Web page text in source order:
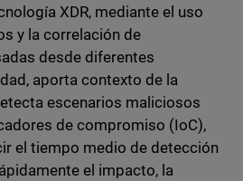
XDR, mediante el uso
y la correlación de
desde diferentes
aporta contexto de la
escenarios maliciosos
de compromiso (IoC),
el tiempo medio de detección
el impacto, la